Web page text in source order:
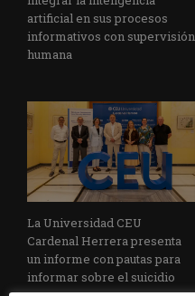
artificial en sus procesos
informativos con supervisión
humana
La Universidad CEU
Cardenal Herrera presenta
un informe con pautas para
informar sobre el suicidio